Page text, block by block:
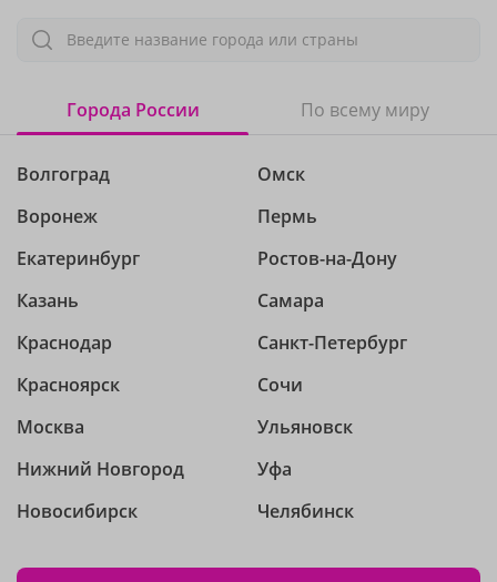
Введите название города или страны
Города России По всему миру
Волгоград
Воронеж
Екатеринбург
Казань
Краснодар
Красноярск
Москва
Нижний Новгород
Новосибирск
Омск
Пермь
Ростов-на-Дону
Самара
Санкт-Петербург
Сочи
Ульяновск
Уфа
Челябинск